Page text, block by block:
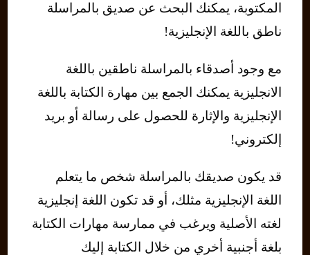
المكتوبة، يمكنك البحث عن صديق بالمراسلة
ناطق باللغة الإنجليزية!
مع وجود أصدقاء بالمراسلة ناطقين باللغة
الانجليزية يمكنك الجمع بين مهارة الكتابة باللغة
الإنجليزية والإثارة للحصول على رسالة أو بريد
إلكتروني!
قد يكون صديقك بالمراسلة شخص ما يتعلم
اللغة الإنجليزية مثلك، أو قد تكون اللغة إنجليزية
لغته الأصلية ويرغب في ممارسة مهارات الكتابة
بلغة أجنبية أخري من خلال الكتابة إليك